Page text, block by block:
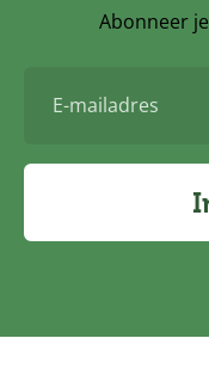
Abonneer
mailadres